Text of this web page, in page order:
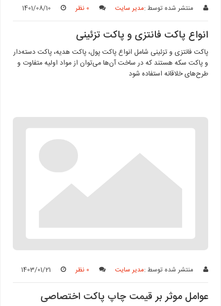
منتشر شده توسط :مدیر سایت 0 نظر 1401/08/10
انواع پاکت‌ فانتزی و پاکت تزئینی
پاکت‌ فانتزی و تزئینی شامل انواع پاکت پول، پاکت هدیه، پاکت دسته‌دار
و پاکت سکه هستند که در ساخت آن‌ها می‌توان از مواد اولیه متفاوت و
طرح‌های خلاقانه استفاده شود
منتشر شده توسط :مدیر سایت 0 نظر 1403/01/21
عوامل موثر بر قیمت چاپ پاکت اختصاصی